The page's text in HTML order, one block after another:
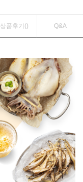
상품후기() Q&A